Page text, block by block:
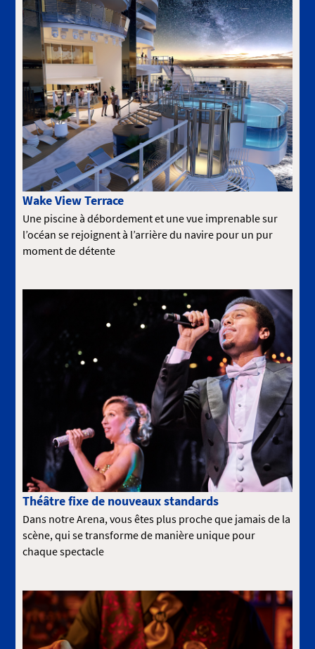
Wake View Terrace
Une piscine à débordement et une vue imprenable sur
l’océan se rejoignent à l’arrière du navire pour un pur
moment de détente
Théâtre fixe de nouveaux standards
Dans notre Arena, vous êtes plus proche que jamais de la
scène, qui se transforme de manière unique pour
chaque spectacle